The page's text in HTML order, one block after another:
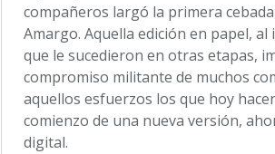
compañeros largó la primera
Amargo. Aquella edición en papel, al
que le sucedieron en otras etapas,
compromiso militante de muchos
aquellos esfuerzos los que hoy
comienzo de una nueva versión,
digital.